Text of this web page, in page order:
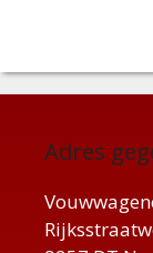
Adres